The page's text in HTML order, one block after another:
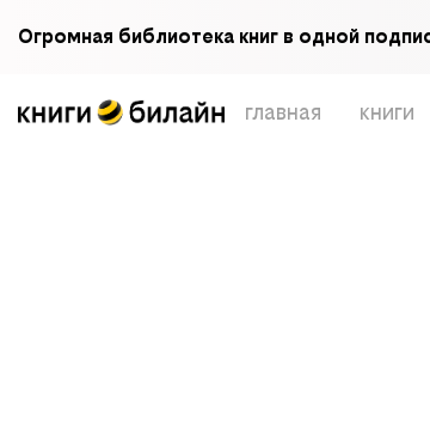
Огромная библиотека книг в одной
главная книги